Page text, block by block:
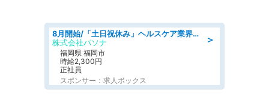
＞
8月開始/「土日祝休み」ヘルスケア業界の産業保健師/高時給/未経験OK/要資格:保健師、正看護師
株式会社パソナ
福岡県 福岡市
時給2,300円
正社員
スポンサー：求人ボックス